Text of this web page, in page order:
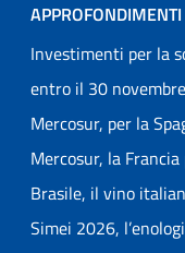
APPROFONDIMENTI
Investimenti per la
entro il 30
Mercosur, per la
Mercosur, la
Brasile, il vino
Simei 2026,